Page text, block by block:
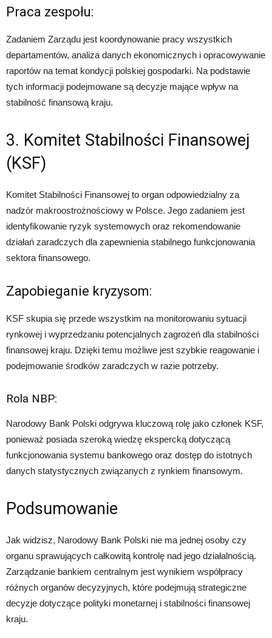
Praca zespołu:
Zadaniem Zarządu jest koordynowanie pracy wszystkich
departamentów, analiza danych ekonomicznych i opracowywanie
raportów na temat kondycji polskiej gospodarki. Na podstawie
tych informacji podejmowane są decyzje mające wpływ na
stabilność finansową kraju.
3. Komitet Stabilności Finansowej
(KSF)
Komitet Stabilności Finansowej to organ odpowiedzialny za
nadzór makroostrożnościowy w Polsce. Jego zadaniem jest
identyfikowanie ryzyk systemowych oraz rekomendowanie
działań zaradczych dla zapewnienia stabilnego funkcjonowania
sektora finansowego.
Zapobieganie kryzysom:
KSF skupia się przede wszystkim na monitorowaniu sytuacji
rynkowej i wyprzedzaniu potencjalnych zagrożeń dla stabilności
finansowej kraju. Dzięki temu możliwe jest szybkie reagowanie i
podejmowanie środków zaradczych w razie potrzeby.
Rola NBP:
Narodowy Bank Polski odgrywa kluczową rolę jako członek KSF,
ponieważ posiada szeroką wiedzę ekspercką dotyczącą
funkcjonowania systemu bankowego oraz dostęp do istotnych
danych statystycznych związanych z rynkiem finansowym.
Podsumowanie
Jak widzisz, Narodowy Bank Polski nie ma jednej osoby czy
organu sprawujących całkowitą kontrolę nad jego działalnością.
Zarządzanie bankiem centralnym jest wynikiem współpracy
różnych organów decyzyjnych, które podejmują strategiczne
decyzje dotyczące polityki monetarnej i stabilności finansowej
kraju.